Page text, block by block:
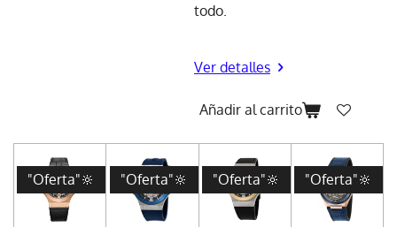
todo.
Ver detalles
Añadir al carrito
"Oferta"🔆 "Oferta"🔆 "Oferta"🔆 "Oferta"🔆